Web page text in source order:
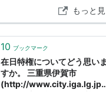
もっと
10 ブックマーク
在日特権についてどう思いま
すか。 三重県伊賀市
(http://